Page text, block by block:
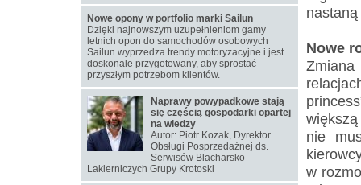
Nowe
nie
w
Nowe opony w portfolio marki Sailun
Dzięki najnowszym uzupełnieniom gamy
letnich opon do samochodów osobowych
Sailun wyprzedza trendy motoryzacyjne i jest
doskonale przygotowany, aby sprostać
przyszłym potrzebom klientów.
Naprawy powypadkowe stają
się częścią gospodarki opartej
na wiedzy
Autor: Piotr Kozak, Dyrektor
Obsługi Posprzedażnej ds.
Serwisów Blacharsko-
Lakierniczych Grupy Krotoski